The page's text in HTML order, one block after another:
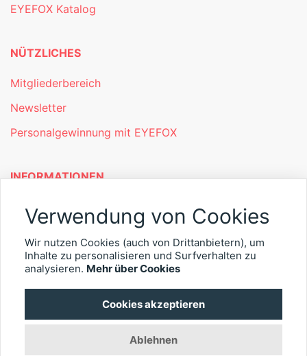
EYEFOX Katalog
NÜTZLICHES
Mitgliederbereich
Newsletter
Personalgewinnung mit EYEFOX
INFORMATIONEN
Was ist EYEFOX – Ihre Möglichkeiten
Kontakt
© 2026 EYEFOX UG (haftungsbeschränkt)
Verwendung von Cookies
Wir nutzen Cookies (auch von Drittanbietern), um
Inhalte zu personalisieren und Surfverhalten zu
analysieren. Mehr über Cookies
Cookies akzeptieren
Ablehnen